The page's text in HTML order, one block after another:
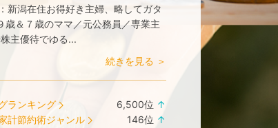
新潟在住お得好き主婦、略してガタ
歳＆７歳のママ／元公務員／専業主
主優待でゆる...
続きを見る ＞
ランキング 6,500位 ↑
計節約術ジャンル 146位 ↑